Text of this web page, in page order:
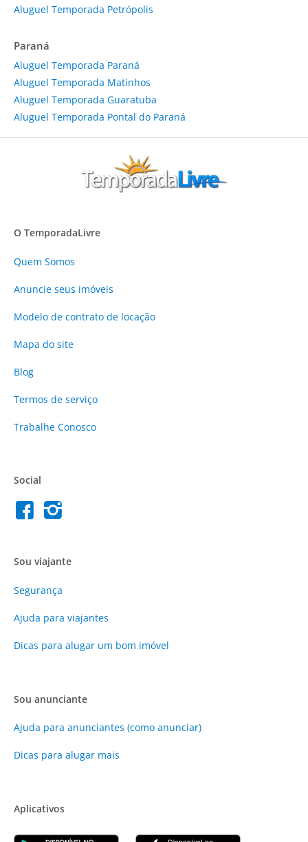
Aluguel Temporada Petrópolis
Paraná
Aluguel Temporada Paraná
Aluguel Temporada Matinhos
Aluguel Temporada Guaratuba
Aluguel Temporada Pontal do Paraná
O TemporadaLivre
Quem Somos
Anuncie seus imóveis
Modelo de contrato de locação
Mapa do site
Blog
Termos de serviço
Trabalhe Conosco
Social
Sou viajante
Segurança
Ajuda para viajantes
Dicas para alugar um bom imóvel
Sou anunciante
Ajuda para anunciantes (como anunciar)
Dicas para alugar mais
Aplicativos